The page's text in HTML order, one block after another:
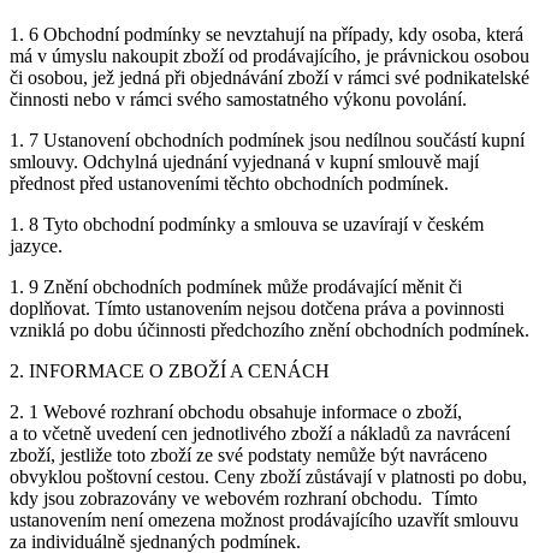
1. 6 Obchodní podmínky se nevztahují na případy, kdy osoba, která
má v úmyslu nakoupit zboží od prodávajícího, je právnickou osobou
či osobou, jež jedná při objednávání zboží v rámci své podnikatelské
činnosti nebo v rámci svého samostatného výkonu povolání.
1. 7 Ustanovení obchodních podmínek jsou nedílnou součástí kupní
smlouvy. Odchylná ujednání vyjednaná v kupní smlouvě mají
přednost před ustanoveními těchto obchodních podmínek.
1. 8 Tyto obchodní podmínky a smlouva se uzavírají v českém
jazyce.
1. 9 Znění obchodních podmínek může prodávající měnit či
doplňovat. Tímto ustanovením nejsou dotčena práva a povinnosti
vzniklá po dobu účinnosti předchozího znění obchodních podmínek.
2. INFORMACE O ZBOŽÍ A CENÁCH
2. 1 Webové rozhraní obchodu obsahuje informace o zboží,
a to včetně uvedení cen jednotlivého zboží a nákladů za navrácení
zboží, jestliže toto zboží ze své podstaty nemůže být navráceno
obvyklou poštovní cestou. Ceny zboží zůstávají v platnosti po dobu,
kdy jsou zobrazovány ve webovém rozhraní obchodu. Tímto
ustanovením není omezena možnost prodávajícího uzavřít smlouvu
za individuálně sjednaných podmínek.